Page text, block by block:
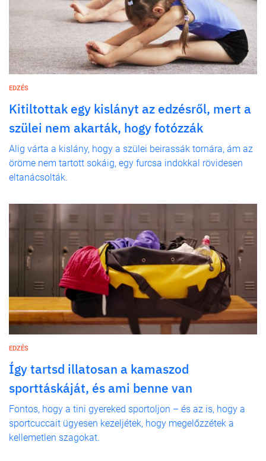
EDZÉS
Kitiltottak egy kislányt az edzésről, mert a
szülei nem akarták, hogy fotózzák
Alig várta a kislány, hogy a szülei beirassák tornára, ám az
öröme nem tartott sokáig, egy furcsa indokkal rövidesen
eltanácsolták.
EDZÉS
Így tartsd illatosan a kamaszod
sporttáskáját, és ami benne van
Fontos, hogy a tini gyereked sportoljon – és az is, hogy a
sportcuccait ügyesen kezeljétek, hogy megelőzzétek a
kellemetlen szagokat.